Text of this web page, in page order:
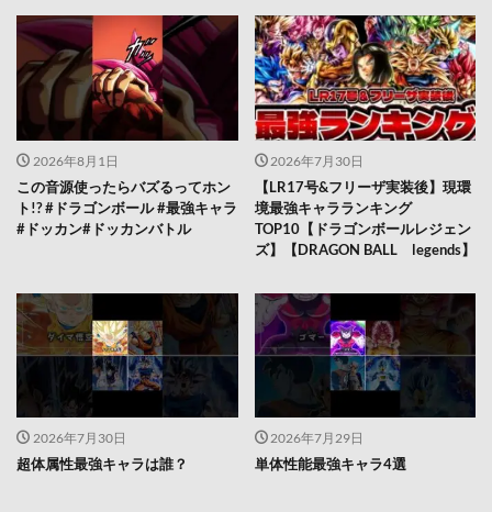
2026年8月1日
この音源使ったらバズるってホン
ト!? #ドラゴンボール #最強キャラ
#ドッカン#ドッカンバトル
2026年7月30日
【LR17号&フリーザ実装後】現環
境最強キャラランキング
TOP10【ドラゴンボールレジェン
ズ】【DRAGON BALL legends】
2026年7月30日
超体属性最強キャラは誰？
2026年7月29日
単体性能最強キャラ4選